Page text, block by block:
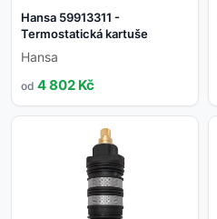
Hansa 59913311 -
Termostatická kartuše
Hansa
od 4 802 Kč